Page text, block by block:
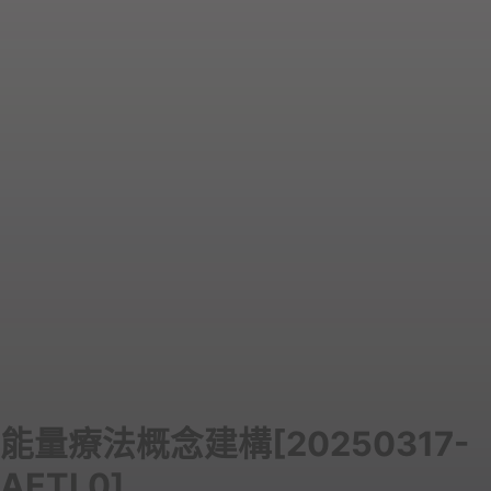
能量療法概念建構[20250317-